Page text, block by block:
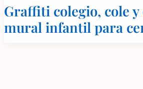
centro
escolar
Graffiti colegio, cole y
mural infantil para